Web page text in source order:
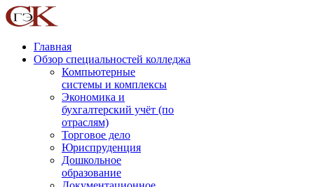
Главная
Обзор специальностей колледжа
Компьютерные
системы и комплексы
Экономика и
бухгалтерский учёт (по
отраслям)
Торговое дело
Юриспруденция
Дошкольное
образование